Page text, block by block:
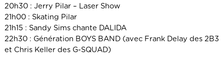
20h30 : Jerry Pilar – Laser Show
21h00 : Skating Pilar
21h15 : Sandy Sims chante DALIDA
22h30 : Génération BOYS BAND (avec Frank Delay des 2B3
et Chris Keller des G-SQUAD)